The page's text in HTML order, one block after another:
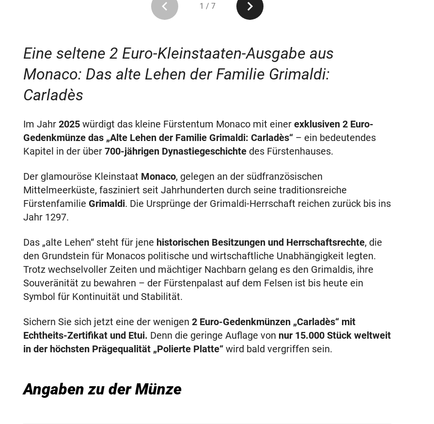
1 / 7
Eine seltene 2 Euro-Kleinstaaten-Ausgabe aus
Monaco: Das alte Lehen der Familie Grimaldi:
Carladès
Im Jahr 2025 würdigt das kleine Fürstentum Monaco mit einer exklusiven 2 Euro-
Gedenkmünze das „Alte Lehen der Familie Grimaldi: Carladès“ – ein bedeutendes
Kapitel in der über 700-jährigen Dynastiegeschichte des Fürstenhauses.
Der glamouröse Kleinstaat Monaco, gelegen an der südfranzösischen
Mittelmeerküste, fasziniert seit Jahrhunderten durch seine traditionsreiche
Fürstenfamilie Grimaldi. Die Ursprünge der Grimaldi-Herrschaft reichen zurück bis ins
Jahr 1297.
Das „alte Lehen“ steht für jene historischen Besitzungen und Herrschaftsrechte, die
den Grundstein für Monacos politische und wirtschaftliche Unabhängigkeit legten.
Trotz wechselvoller Zeiten und mächtiger Nachbarn gelang es den Grimaldis, ihre
Souveränität zu bewahren – der Fürstenpalast auf dem Felsen ist bis heute ein
Symbol für Kontinuität und Stabilität.
Sichern Sie sich jetzt eine der wenigen 2 Euro-Gedenkmünzen „Carladès“ mit
Echtheits-Zertifikat und Etui. Denn die geringe Auflage von nur 15.000 Stück weltweit
in der höchsten Prägequalität „Polierte Platte“ wird bald vergriffen sein.
Angaben zu der Münze